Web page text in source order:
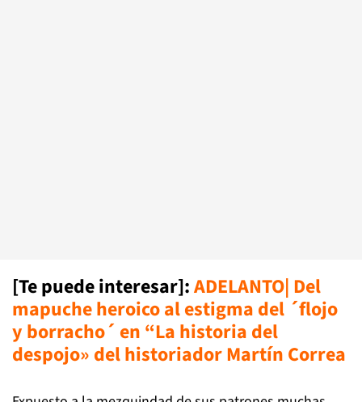
[Te puede interesar]:ADELANTO| Del
mapuche heroico al estigma del ´flojo
y borracho´ en “La historia del
despojo» del historiador Martín Correa